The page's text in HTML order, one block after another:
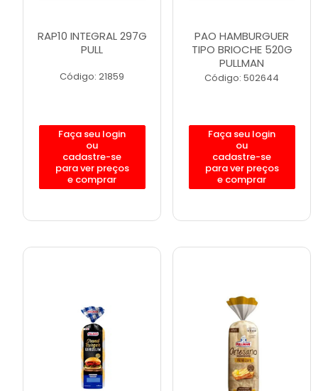
RAP10 INTEGRAL 297G
PULL
Código: 21859
Faça seu login
ou
cadastre-se
para ver preços
e comprar
PAO HAMBURGUER
TIPO BRIOCHE 520G
PULLMAN
Código: 502644
Faça seu login
ou
cadastre-se
para ver preços
e comprar